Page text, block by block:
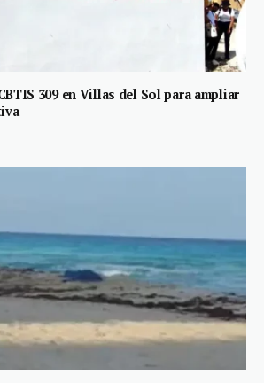
309 en Villas del Sol para ampliar